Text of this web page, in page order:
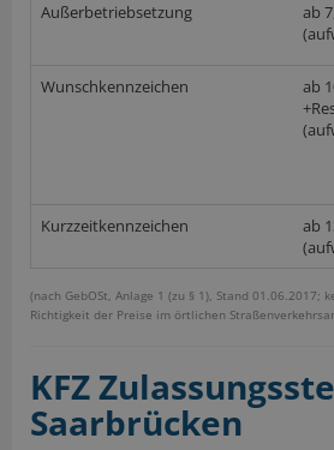
Außerbetriebsetzung
ab
Wunschkennzeichen
ab
Kurzzeitkennzeichen
ab
(nach GebOSt, Anlage 1 (zu § 1), Stand 01.06.2017;
Richtigkeit der Preise im örtlichen
KFZ
Saarbrücken